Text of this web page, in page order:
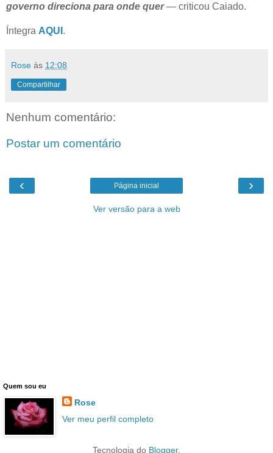
governo direciona para onde quer— criticou Caiado.
Íntegra AQUI .
Rose às 12:08
Compartilhar
Nenhum comentário:
Postar um comentário
‹ ›
Página inicial
Ver versão para a web
Quem sou eu
Rose
Ver meu perfil completo
Tecnologia do Blogger.